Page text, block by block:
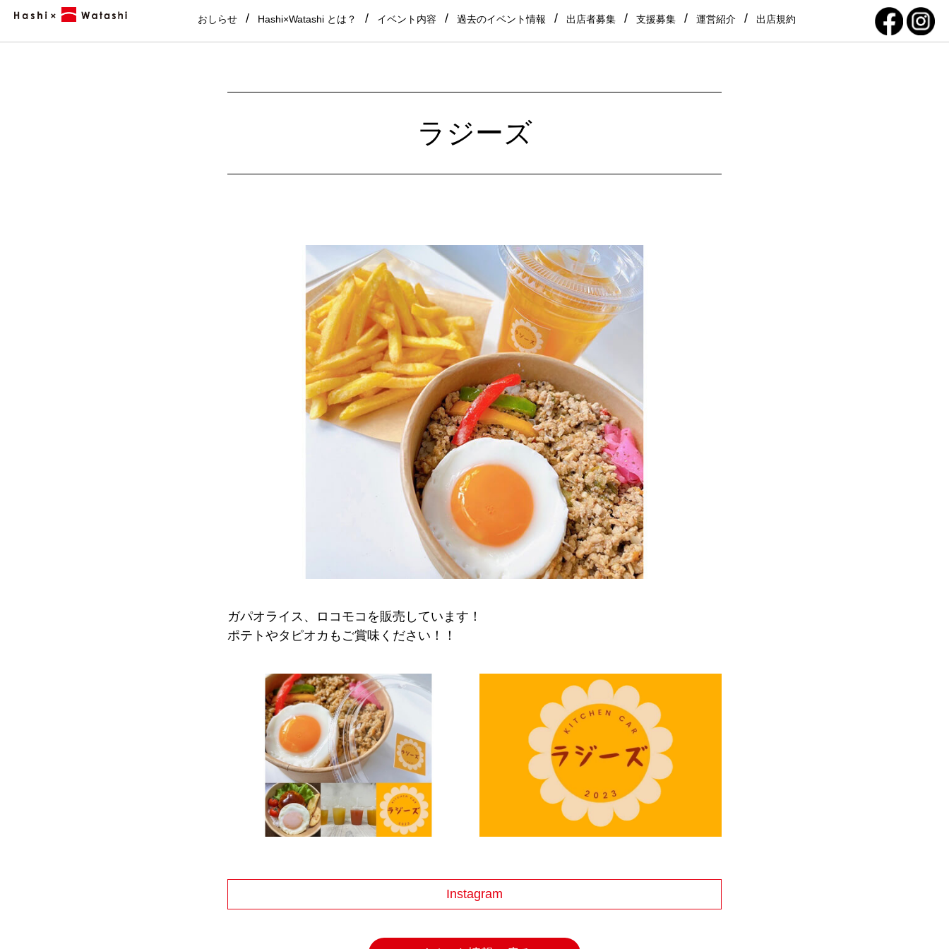
おしらせ Hashi×Watashi とは？ イベント内容 過去のイベント情報 出店者募集 支援募集 運営紹介 出店規約
ラジーズ
ガパオライス、ロコモコを販売しています！
ポテトやタピオカもご賞味ください！！
Instagram